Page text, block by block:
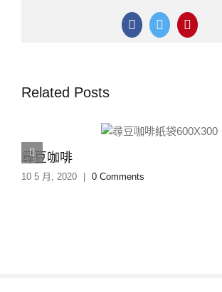
Facebook
Twitter
Related Posts
尋豆咖啡
10 5 月, 2020 | 0 Comments